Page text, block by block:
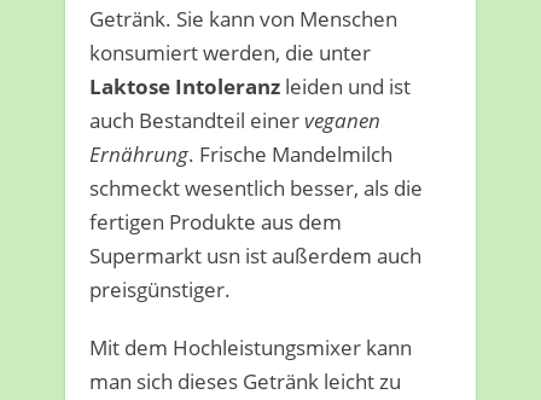
Getränk. Sie kann von Menschen
konsumiert werden, die unter
Laktose Intoleranz leiden und ist
auch Bestandteil einerveganen
Ernährung. Frische Mandelmilch
schmeckt wesentlich besser, als die
fertigen Produkte aus dem
Supermarkt usn ist außerdem auch
preisgünstiger.
Mit dem Hochleistungsmixer kann
man sich dieses Getränk leicht zu